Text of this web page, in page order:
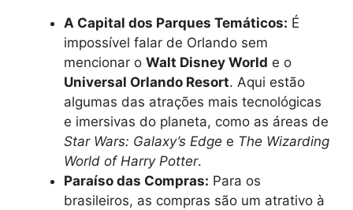
A Capital dos Parques Temáticos: É
impossível falar de Orlando sem
mencionar o Walt Disney World e o
Universal Orlando Resort. Aqui estão
algumas das atrações mais tecnológicas
e imersivas do planeta, como as áreas de
Star Wars: Galaxy’s Edge e The Wizarding
World of Harry Potter.
Paraíso das Compras: Para os
brasileiros, as compras são um atrativo à